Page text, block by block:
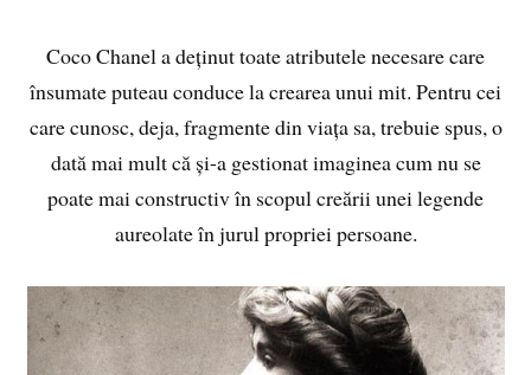
Coco Chanel a deținut toate atributele necesare care
însumate puteau conduce la crearea unui mit. Pentru cei
care cunosc, deja, fragmente din viața sa, trebuie spus, o
dată mai mult că și-a gestionat imaginea cum nu se
poate mai constructiv în scopul creării unei legende
aureolate în jurul propriei persoane.